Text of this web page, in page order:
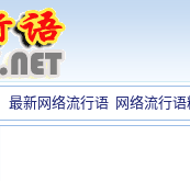
最新网络流行语 网络流行